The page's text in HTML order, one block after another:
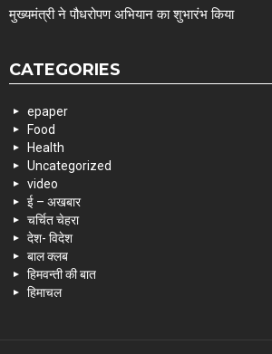
मुख्यमंत्री ने पौधरोपण अभियान का शुभारंभ किया
CATEGORIES
epaper
Food
Health
Uncategorized
video
ई – अखबार
चर्चित चेहरा
देश- विदेश
बाल क्लब
हिमवन्ती की बात
हिमाचल